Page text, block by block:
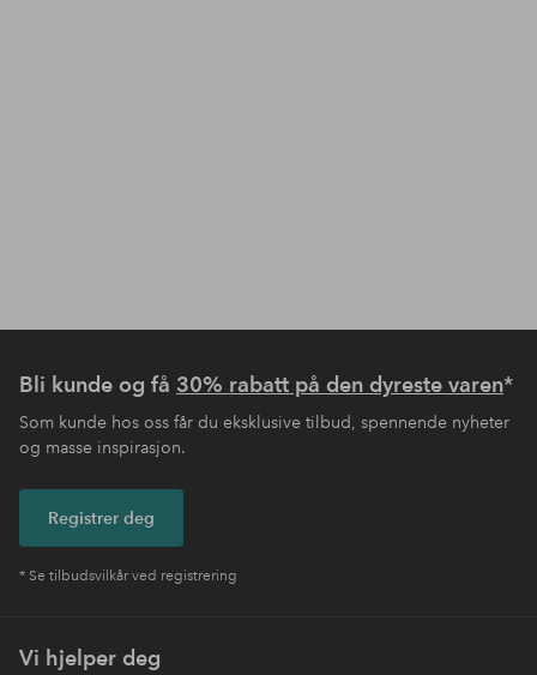
Bli kunde og få 30% rabatt på den dyreste varen*
Som kunde hos oss får du eksklusive tilbud, spennende nyheter
og masse inspirasjon.
Registrer deg
* Se tilbudsvilkår ved registrering
Vi hjelper deg